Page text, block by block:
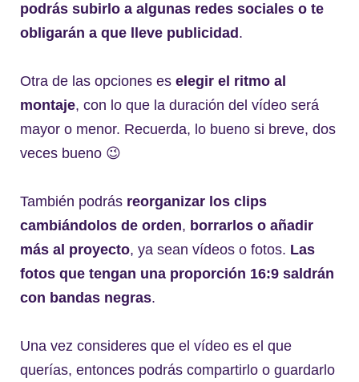
podrás subirlo a algunas redes sociales o te
obligarán a que lleve publicidad .
Otra de las opciones es elegir el ritmo al
montaje, con lo que la duración del vídeo será
mayor o menor. Recuerda, lo bueno si breve, dos
veces bueno 😉
También podrás reorganizar los clips
cambiándolos de orden, borrarlos o añadir
más al proyecto, ya sean vídeos o fotos. Las
fotos que tengan una proporción 16:9 saldrán
con bandas negras.
Una vez consideres que el vídeo es el que
querías, entonces podrás compartirlo o guardarlo